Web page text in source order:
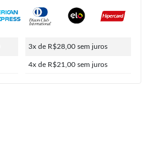
79,79
5% de desconto no PIX
3x de R$28,00 sem juros
4x de R$21,00 sem juros